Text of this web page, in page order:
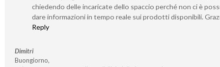
chiedendo delle incaricate dello spaccio perché non ci è
dare informazioni in tempo reale sui prodotti disponibili.
Reply
Dimitri
Buongiorno,